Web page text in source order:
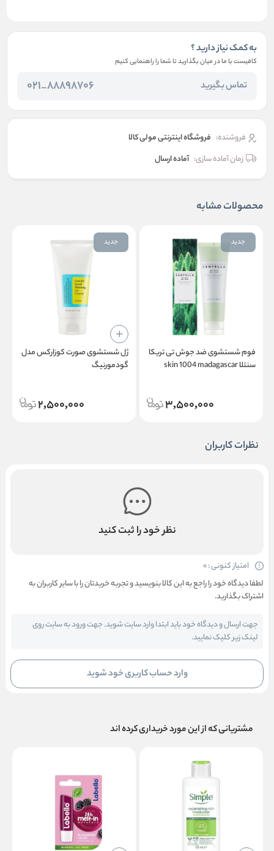
به کمک نیاز دارید ؟
کافیست با ما در میان بگذارید تا شما را راهنمایی کنیم
تماس بگیرید 88898706_021
فروشنده: فروشگاه اینترنتی مولی کالا
زمان آماده سازی: آماده ارسال
محصولات مشابه
جدید
فوم شستشوی ضد جوش تی تریکا
سنتلا skin 1004 madagascar
3,500,000
جدید
ژل شستشوی صورت کوزارکس مدل
گودمورنیگ
2,500,000
نظرات کاربران
نظر خود را ثبت کنید
امتیاز کنونی : 0
لطفا دیدگاه خود را راجع به این کالا بنویسید و تجربه خریدتان را با سایر کاربران به
اشتراک بگذارید.
جهت ارسال و دیدگاه خود باید ابتدا وارد سایت شوید. جهت ورود به سایت روی
لینک زیر کلیک نمایید.
وارد حساب کاربری خود شوید
مشتریانی که از این مورد خریداری کرده اند